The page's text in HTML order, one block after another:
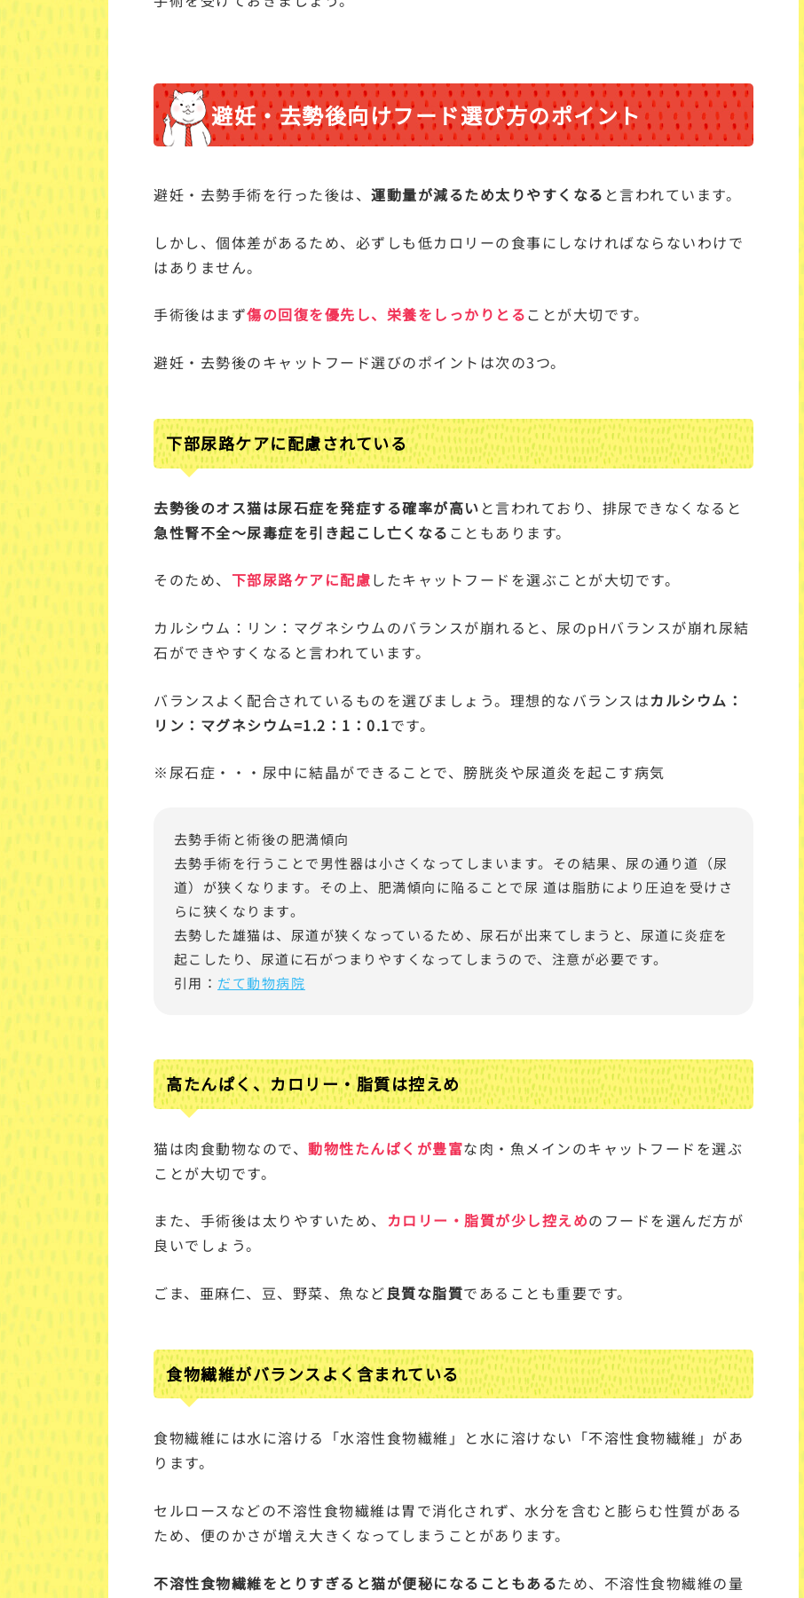
避妊・去勢後向けフード選び方のポイント
避妊・去勢手術を行った後は、 運動量が減るため太りやすくなる と言われています。
しかし、個体差があるため、必ずしも低カロリーの食事にしなければならないわけで
はありません。
手術後はまず傷の回復を優先し、栄養をしっかりとることが大切です。
避妊・去勢後のキャットフード選びのポイントは次の3つ。
下部尿路ケアに配慮されている
去勢後のオス猫は尿石症を発症する確率が高い と言われており、排尿できなくなると
急性腎不全～尿毒症を引き起こし亡くなる こともあります。
そのため、 下部尿路ケアに配慮したキャットフードを選ぶことが大切です。
カルシウム：リン：マグネシウムのバランスが崩れると、尿のpHバランスが崩れ尿結
石ができやすくなると言われています。
バランスよく配合されているものを選びましょう。理想的なバランスはカルシウム：
リン：マグネシウム=1.2：1：0.1です。
※尿石症・・・尿中に結晶ができることで、膀胱炎や尿道炎を起こす病気
去勢手術と術後の肥満傾向
去勢手術を行うことで男性器は小さくなってしまいます。その結果、尿の通り道（尿
道）が狭くなります。その上、肥満傾向に陥ることで尿 道は脂肪により圧迫を受けさ
らに狭くなります。
去勢した雄猫は、尿道が狭くなっているため、尿石が出来てしまうと、尿道に炎症を
起こしたり、尿道に石がつまりやすくなってしまうので、注意が必要です。
引用： だて動物病院
高たんぱく、カロリー・脂質は控えめ
猫は肉食動物なので、 動物性たんぱくが豊富な肉・魚メインのキャットフードを選ぶ
ことが大切です。
また、手術後は太りやすいため、 カロリー・脂質が少し控えめのフードを選んだ方が
良いでしょう。
ごま、亜麻仁、豆、野菜、魚など 良質な脂質であることも重要です。
食物繊維がバランスよく含まれている
食物繊維には水に溶ける「水溶性食物繊維」と水に溶けない「不溶性食物繊維」があ
ります。
セルロースなどの不溶性食物繊維は胃で消化されず、水分を含むと膨らむ性質がある
ため、便のかさが増え大きくなってしまうことがあります。
不溶性食物繊維をとりすぎると猫が便秘になることもあるため、不溶性食物繊維の量